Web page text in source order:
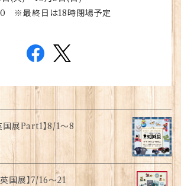
※最終日は18時閉場予定
国展Part1】8/1〜8
国展】7/16～21